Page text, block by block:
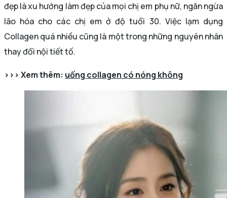
đẹp là xu hướng làm đẹp của mọi chị em phụ nữ, ngăn ngừa
lão hóa cho các chị em ở độ tuổi 30. Việc lạm dụng
Collagen quá nhiều cũng là một trong những nguyên nhân
thay đổi nội tiết tố.
>>> Xem thêm: uống collagen có nóng không